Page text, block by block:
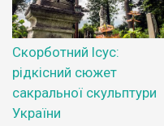
Скорботний Ісус:
рідкісний сюжет
сакральної скульптури
України